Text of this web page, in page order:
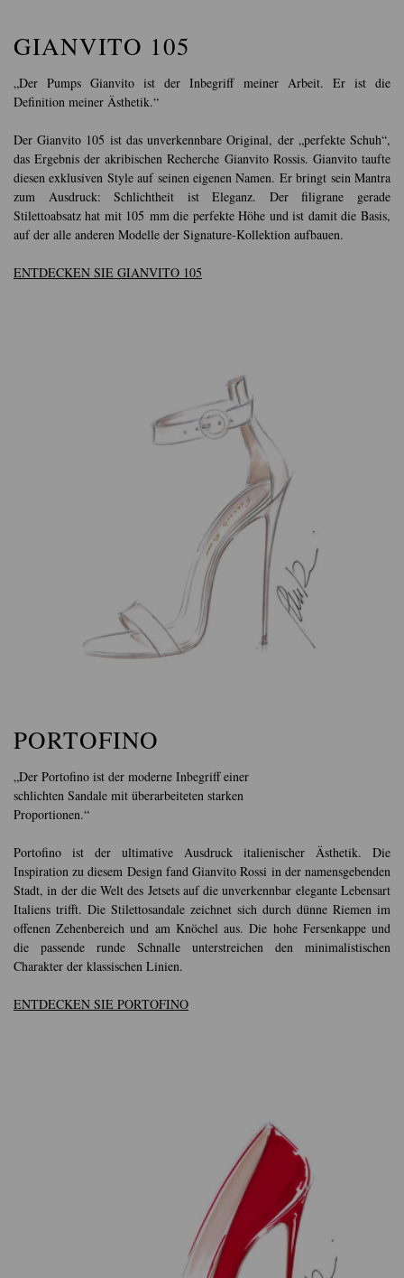
GIANVITO 105
„Der Pumps Gianvito ist der Inbegriff meiner Arbeit. Er ist die
Definition meiner Ästhetik.“
Der Gianvito 105 ist das unverkennbare Original, der „perfekte Schuh“,
das Ergebnis der akribischen Recherche Gianvito Rossis. Gianvito taufte
diesen exklusiven Style auf seinen eigenen Namen. Er bringt sein Mantra
zum Ausdruck: Schlichtheit ist Eleganz. Der filigrane gerade
Stilettoabsatz hat mit 105 mm die perfekte Höhe und ist damit die Basis,
auf der alle anderen Modelle der Signature-Kollektion aufbauen.
ENTDECKEN SIE GIANVITO 105
PORTOFINO
„Der Portofino ist der moderne Inbegriff einer
schlichten Sandale mit überarbeiteten starken
Proportionen.“
Portofino ist der ultimative Ausdruck italienischer Ästhetik. Die
Inspiration zu diesem Design fand Gianvito Rossi in der namensgebenden
Stadt, in der die Welt des Jetsets auf die unverkennbar elegante Lebensart
Italiens trifft. Die Stilettosandale zeichnet sich durch dünne Riemen im
offenen Zehenbereich und am Knöchel aus. Die hohe Fersenkappe und
die passende runde Schnalle unterstreichen den minimalistischen
Charakter der klassischen Linien.
ENTDECKEN SIE PORTOFINO